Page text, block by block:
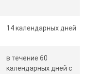
14 календарных дней
в течение 60
календарных дней с